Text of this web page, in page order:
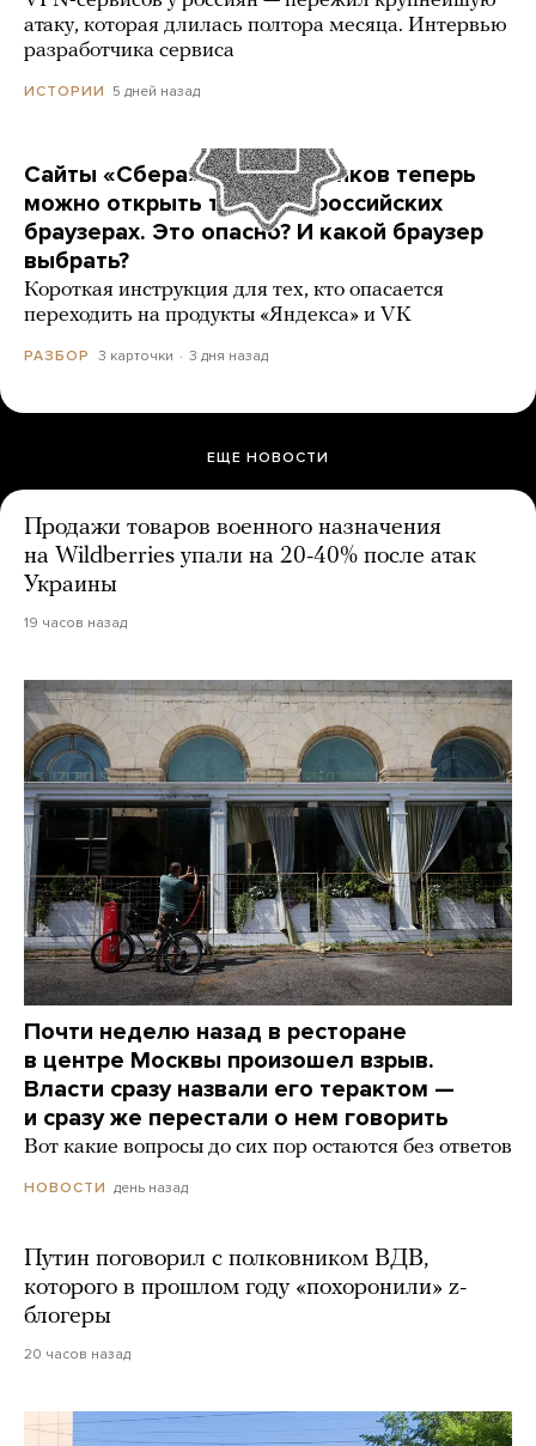
атаку, которая длилась полтора месяца. Интервью
разработчика сервиса
ИСТОРИИ 5 дней назад
Сайты «Сбера» и других банков теперь
можно открыть только в российских
браузерах. Это опасно? И какой браузер
выбрать?
Короткая инструкция для тех, кто опасается
переходить на продукты «Яндекса» и VK
РАЗБОР 3 карточки 3 дня назад
ЕЩЕ НОВОСТИ
Продажи товаров военного назначения
на Wildberries упали на 20-40% после атак
Украины
19 часов назад
Почти неделю назад в ресторане
в центре Москвы произошел взрыв.
Власти сразу назвали его терактом —
и сразу же перестали о нем говорить
Вот какие вопросы до сих пор остаются без ответов
НОВОСТИ день назад
Путин поговорил с полковником ВДВ,
которого в прошлом году «похоронили» z-
блогеры
20 часов назад